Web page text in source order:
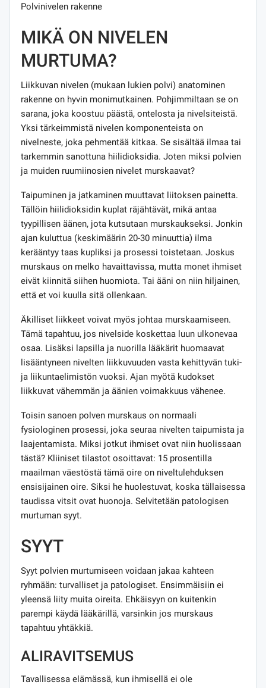
Polvinivelen rakenne
MIKÄ ON NIVELEN
MURTUMA?
Liikkuvan nivelen (mukaan lukien polvi) anatominen
rakenne on hyvin monimutkainen. Pohjimmiltaan se on
sarana, joka koostuu päästä, ontelosta ja nivelsiteistä.
Yksi tärkeimmistä nivelen komponenteista on
nivelneste, joka pehmentää kitkaa. Se sisältää ilmaa tai
tarkemmin sanottuna hiilidioksidia. Joten miksi polvien
ja muiden ruumiinosien nivelet murskaavat?
Taipuminen ja jatkaminen muuttavat liitoksen painetta.
Tällöin hiilidioksidin kuplat räjähtävät, mikä antaa
tyypillisen äänen, jota kutsutaan murskaukseksi. Jonkin
ajan kuluttua (keskimäärin 20-30 minuuttia) ilma
kerääntyy taas kupliksi ja prosessi toistetaan. Joskus
murskaus on melko havaittavissa, mutta monet ihmiset
eivät kiinnitä siihen huomiota. Tai ääni on niin hiljainen,
että et voi kuulla sitä ollenkaan.
Äkilliset liikkeet voivat myös johtaa murskaamiseen.
Tämä tapahtuu, jos nivelside koskettaa luun ulkonevaa
osaa. Lisäksi lapsilla ja nuorilla lääkärit huomaavat
lisääntyneen nivelten liikkuvuuden vasta kehittyvän tuki-
ja liikuntaelimistön vuoksi. Ajan myötä kudokset
liikkuvat vähemmän ja äänien voimakkuus vähenee.
Toisin sanoen polven murskaus on normaali
fysiologinen prosessi, joka seuraa nivelten taipumista ja
laajentamista. Miksi jotkut ihmiset ovat niin huolissaan
tästä? Kliiniset tilastot osoittavat: 15 prosentilla
maailman väestöstä tämä oire on niveltulehduksen
ensisijainen oire. Siksi he huolestuvat, koska tällaisessa
taudissa vitsit ovat huonoja. Selvitetään patologisen
murtuman syyt.
SYYT
Syyt polvien murtumiseen voidaan jakaa kahteen
ryhmään: turvalliset ja patologiset. Ensimmäisiin ei
yleensä liity muita oireita. Ehkäisyyn on kuitenkin
parempi käydä lääkärillä, varsinkin jos murskaus
tapahtuu yhtäkkiä.
ALIRAVITSEMUS
Tavallisessa elämässä, kun ihmisellä ei ole